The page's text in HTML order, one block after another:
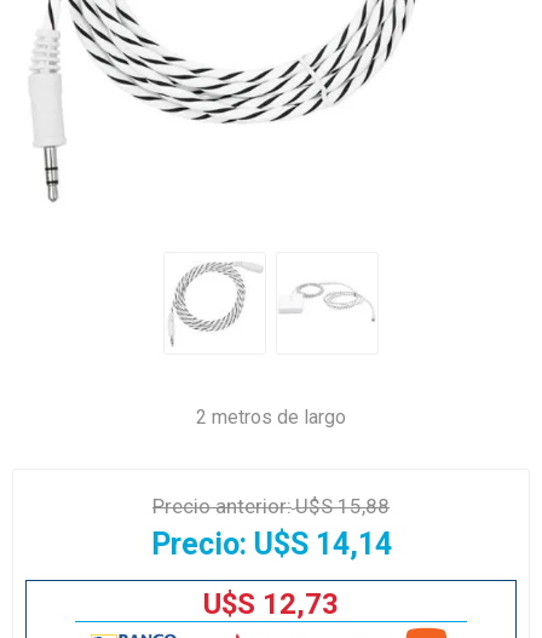
2 metros de largo
Precio anterior:U$S 15,88
Precio: U$S 14,14
U$S 12,73